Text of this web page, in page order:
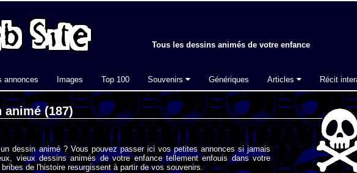
Tous les dessins animés de votre enfance
annonces Images Top 100 Souvenirs Génériques Articles Récit
animé (187)
dessin animé ? Vous pouvez passer ici vos petites annonces si jamais
vieux dessins animés de votre enfance tellement enfouis dans votre
de l'histoire resurgissent à partir de vos souvenirs.